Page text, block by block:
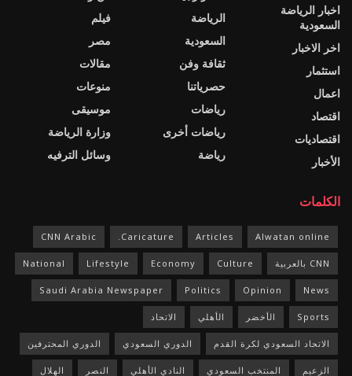
اخبار الرياضة
السعودية
اخر الاخبار
استثمار
اعمال
اقتصاد
اقتصاديات
الأخبار
الرياضة
السعودية
ثقافة وفن
حصرياتنا
رياضات
رياضات أخرى
رياضة
فيلم
مصر
مقالات
منوعات
موسيقى
وزارة الرياضة
وسائل الترفيه
الكلمات
Alwatan online
Articles
Caricature.
CNN Arabic
CNN بالعربية Culture
Economy
Lifestyle
National
News
Opinion
Politics
Saudi Arabia Newspaper
Sports الأخضر الأهلي الاتحاد
الاتحاد السعودي لكرة القدم الدوري السعودي الدوري المحترفين
الزعيم المنتخب السعودي النادي الأهلي النصر الهلال